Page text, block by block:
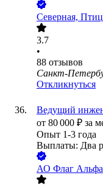
Северная,
3.7
•
88 отзывов
Санкт-
Откликнуться
Ведущий
от 80 000 ₽ за
Опыт 1-3 года
Выплаты: Два
АО Флаг Альфа